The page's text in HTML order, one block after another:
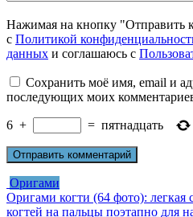
Нажимая на кнопку "Отправить
с Политикой
данных и соглашаюсь с
Сохранить моё имя, email и
последующих моих
6 + = пятнадцать
Оригами
Оригами когти (64 фото): легкая
когтей на пальцы поэтапно для